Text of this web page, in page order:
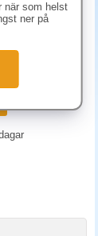
när som helst
ner på